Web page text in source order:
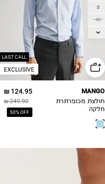
LAST CALL
EXCLUSIVE
S
M
L
2XL
124.95 ₪
249.90 ₪
50% OFF
MANGO
חולצת מכופרתרת
חלקה